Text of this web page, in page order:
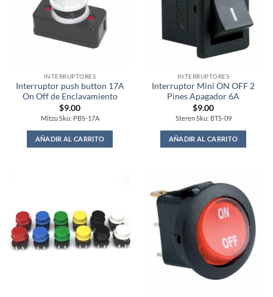
INTERRUPTORES
Interruptor push button 17A
On Off de Enclavamiento
$9.00
Mitzu Sku: PBS-17A
AÑADIR AL CARRITO
INTERRUPTORES
Interruptor Mini ON OFF 2
Pines Apagador 6A
$9.00
Steren Sku: BTS-09
AÑADIR AL CARRITO